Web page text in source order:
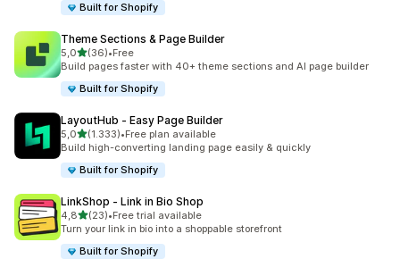
Built for Shopify
Theme Sections & Page Builder
5,0de 5 estrelas
(36)
36 total de avaliações
•Free
Build pages faster with 40+ theme sections and AI page builder
Built for Shopify
LayoutHub ‑ Easy Page Builder
5,0de 5 estrelas
(1.333)
1333 total de avaliações
•Free plan available
Build high-converting landing page easily & quickly
Built for Shopify
LinkShop ‑ Link in Bio Shop
4,8de 5 estrelas
(23)
23 total de avaliações
•Free trial available
Turn your link in bio into a shoppable storefront
Built for Shopify